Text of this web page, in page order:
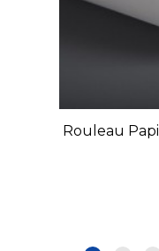
Rouleau